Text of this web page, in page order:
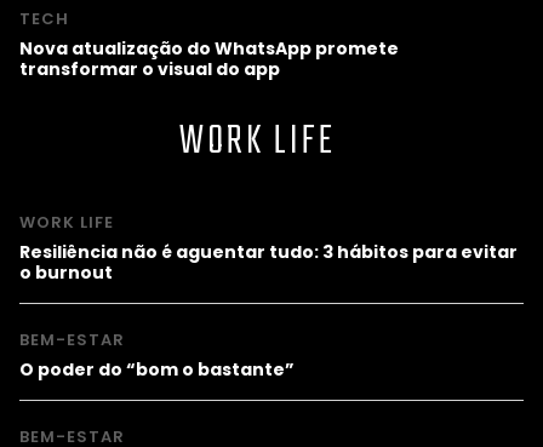
TECH
Nova atualização do WhatsApp promete
transformar o visual do app
WORK LIFE
WORK LIFE
Resiliência não é aguentar tudo: 3 hábitos para evitar
o burnout
BEM-ESTAR
O poder do “bom o bastante”
BEM-ESTAR